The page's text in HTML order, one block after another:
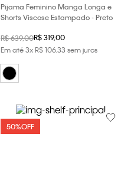
Pijama Feminino Manga Longa e
Shorts Viscose Estampado - Preto
R$639,00R$319,00
Em até3xR$10633 sem juros
50%OFF